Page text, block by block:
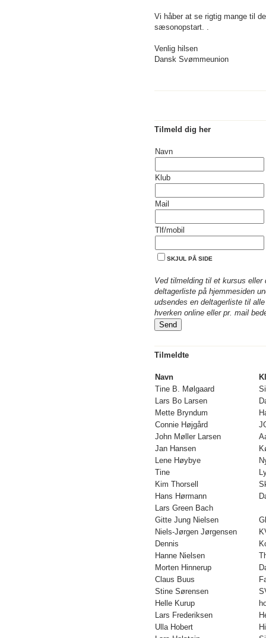
Vi håber at se rigtig mange til
sæsonopstart. .
Venlig hilsen
Dansk Svømmeunion
Tilmeld dig her
Navn
Klub
Mail
Tlf/mobil
SKJUL PÅ SIDE
Ved tilmelding til et kursus
deltagerliste på hjemmesiden
udsendes en deltagerliste til
hverken online eller pr. mail
Tilmeldte
Navn
Tine B. Mølgaard
Lars Bo Larsen
Mette Bryndum
Connie Højgård
John Møller Larsen
Jan Hansen
Lene Høybye
Tine
Kim Thorsell
Hans Hørmann
Lars Green Bach
Gitte Jung Nielsen
Niels-Jørgen Jørgensen
Dennis
Hanne Nielsen
Morten Hinnerup
Claus Buus
Stine Sørensen
Helle Kurup
Lars Frederiksen
Ulla Hobert